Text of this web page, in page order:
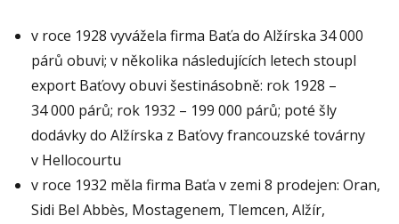
v roce 1928 vyvážela firma Baťa do Alžírska 34 000
párů obuvi; v několika následujících letech stoupl
export Baťovy obuvi šestinásobně: rok 1928 –
34 000 párů; rok 1932 – 199 000 párů; poté šly
dodávky do Alžírska z Baťovy francouzské továrny
v Hellocourtu
v roce 1932 měla firma Baťa v zemi 8 prodejen: Oran,
Sidi Bel Abbès, Mostagenem, Tlemcen, Alžír,